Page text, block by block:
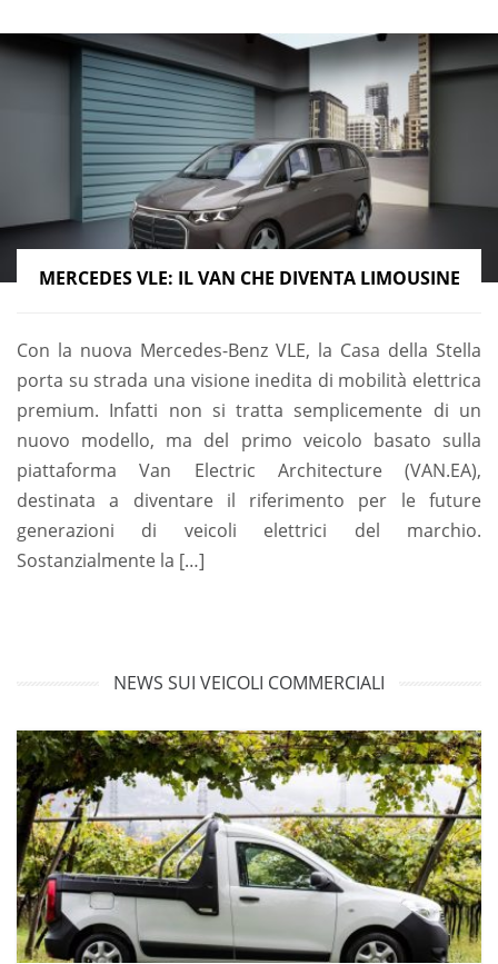
MERCEDES VLE: IL VAN CHE DIVENTA LIMOUSINE
Con la nuova Mercedes-Benz VLE, la Casa della Stella
porta su strada una visione inedita di mobilità elettrica
premium. Infatti non si tratta semplicemente di un
nuovo modello, ma del primo veicolo basato sulla
piattaforma Van Electric Architecture (VAN.EA),
destinata a diventare il riferimento per le future
generazioni di veicoli elettrici del marchio.
Sostanzialmente la […]
NEWS SUI VEICOLI COMMERCIALI